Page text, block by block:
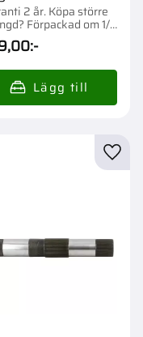
2 år. Köpa större
Förpackad om 1/6
:-